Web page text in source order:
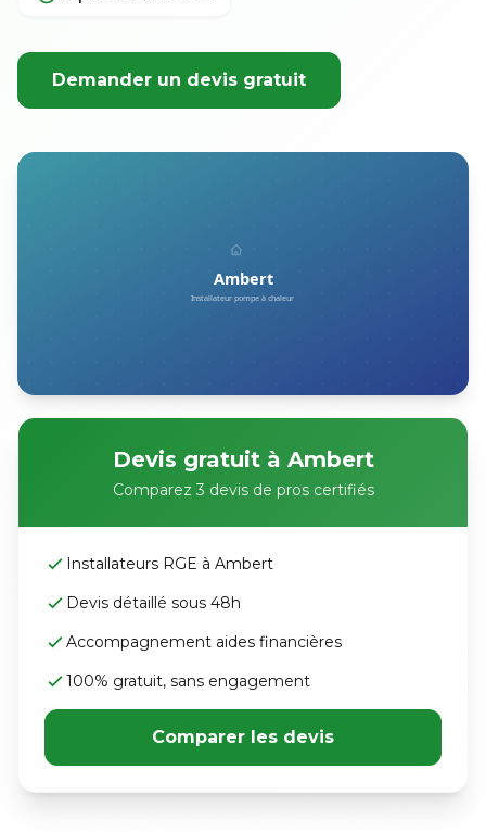
Demander un devis gratuit
Devis gratuit à Ambert
Comparez 3 devis de pros certifiés
Installateurs RGE à Ambert
Devis détaillé sous 48h
Accompagnement aides financières
100% gratuit, sans engagement
Comparer les devis